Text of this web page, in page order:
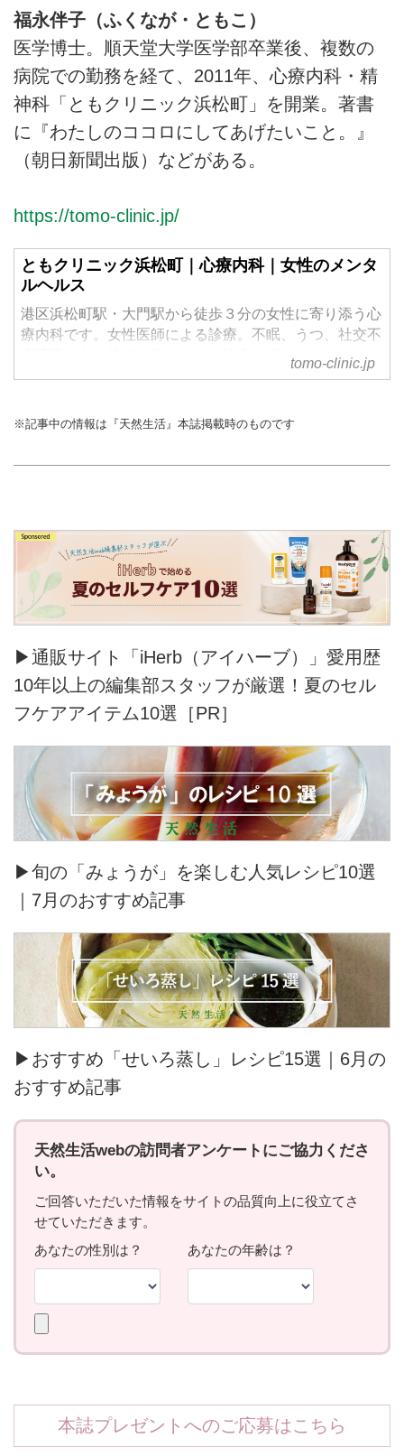
福永伴子（ふくなが・ともこ）
医学博士。順天堂大学医学部卒業後、複数の
病院での勤務を経て、2011年、心療内科・精
神科「ともクリニック浜松町」を開業。著書
に『わたしのココロにしてあげたいこと。』
（朝日新聞出版）などがある。
https://tomo-clinic.jp/
ともクリニック浜松町｜心療内科｜女性のメンタ
ルヘルス
港区浜松町駅・大門駅から徒歩３分の女性に寄り添う心
療内科です。女性医師による診療。不眠、うつ、社交不
安障害、女性特有の悩みなどの診療を行っております。
tomo-clinic.jp
※記事中の情報は『天然生活』本誌掲載時のものです
▶通販サイト「iHerb（アイハーブ）」愛用歴
10年以上の編集部スタッフが厳選！夏のセル
フケアアイテム10選［PR］
▶旬の「みょうが」を楽しむ人気レシピ10選
｜7月のおすすめ記事
▶おすすめ「せいろ蒸し」レシピ15選｜6月の
おすすめ記事
本誌プレゼントへのご応募はこちら